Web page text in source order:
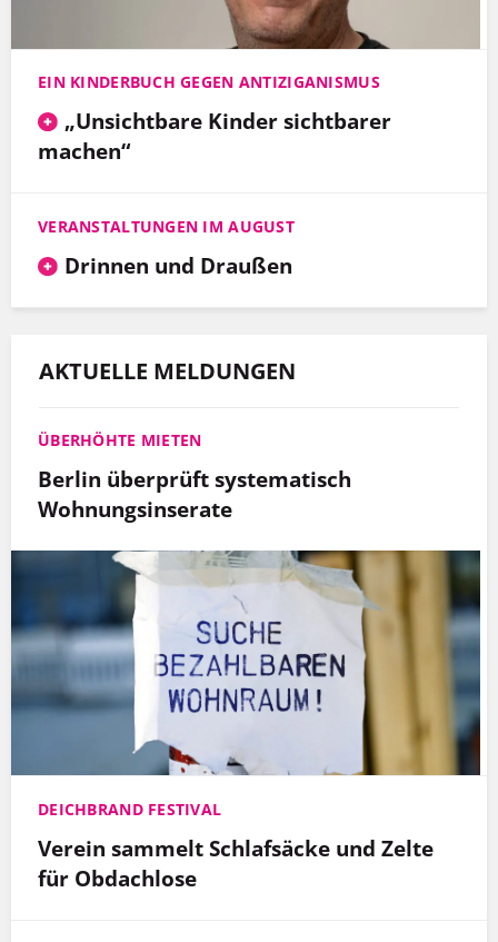
EIN KINDERBUCH GEGEN ANTIZIGANISMUS
„Unsichtbare Kinder sichtbarer
machen“
VERANSTALTUNGEN IM AUGUST
Drinnen und Draußen
AKTUELLE MELDUNGEN
ÜBERHÖHTE MIETEN
Berlin überprüft systematisch
Wohnungsinserate
DEICHBRAND FESTIVAL
Verein sammelt Schlafsäcke und Zelte
für Obdachlose